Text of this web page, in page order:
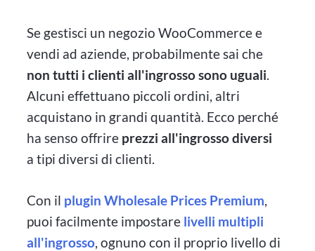
Se gestisci un negozio WooCommerce e
vendi ad aziende, probabilmente sai che
non tutti i clienti all'ingrosso sono uguali.
Alcuni effettuano piccoli ordini, altri
acquistano in grandi quantità. Ecco perché
ha senso offrire prezzi all'ingrosso diversi
a tipi diversi di clienti.
Con il plugin Wholesale Prices Premium,
puoi facilmente impostare livelli multipli
all'ingrosso, ognuno con il proprio livello di